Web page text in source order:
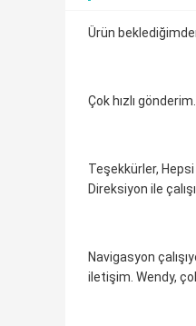
Ürün
Çok hızlı
Teşekkürler,
Direksiyon ile
Navigasyon
iletişim. Wendy,